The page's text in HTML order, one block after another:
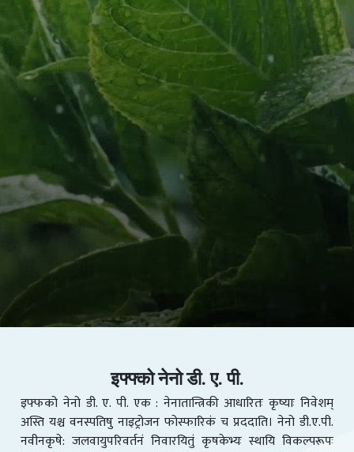
इफ्फ्को नेनो डी. ए. पी.
इफ्फको नेनो डी. ए. पी. एक : नेनातान्त्रिकी आधारितः कृष्याः निवेशम्
अस्ति यश्च वनस्पतिषु नाइट्रोजन फोस्फारिकं च प्रददाति। नेनो डी.ए.पी.
नवीनकृषे: जलवायुपरिवर्तनं निवारयितुं कृषकेभ्यः स्थायि विकल्परूपः